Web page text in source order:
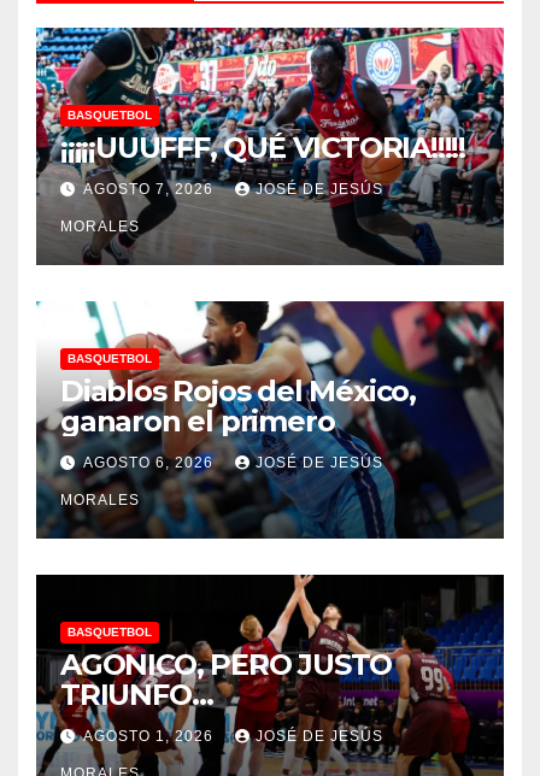
BASQUETBOL
¡¡¡¡¡UUUFFF, QUÉ VICTORIA!!!!!
AGOSTO 7, 2026 JOSÉ DE JESÚS
MORALES
BASQUETBOL
Diablos Rojos del México,
ganaron el primero
AGOSTO 6, 2026 JOSÉ DE JESÚS
MORALES
BASQUETBOL
AGONICO, PERO JUSTO
TRIUNFO…
AGOSTO 1, 2026 JOSÉ DE JESÚS